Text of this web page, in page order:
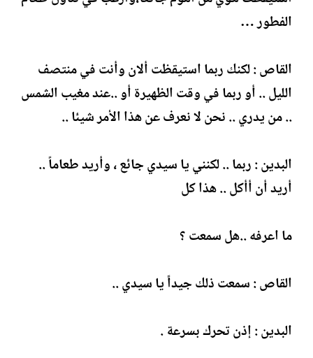
الفطور …
القاص : لكنك ربما استيقظت ألان وأنت في منتصف
الليل .. أو ربما في وقت الظهيرة أو ..عند مغيب الشمس
.. من يدري .. نحن لا نعرف عن هذا الأمر شيئا ..
البدين : ربما .. لكنني يا سيدي جائع ، وأريد طعاماً ..
أريد أن أأكل .. هذا كل
ما اعرفه ..هل سمعت ؟
القاص : سمعت ذلك جيداً يا سيدي ..
البدين : إذن تحرك بسرعة .